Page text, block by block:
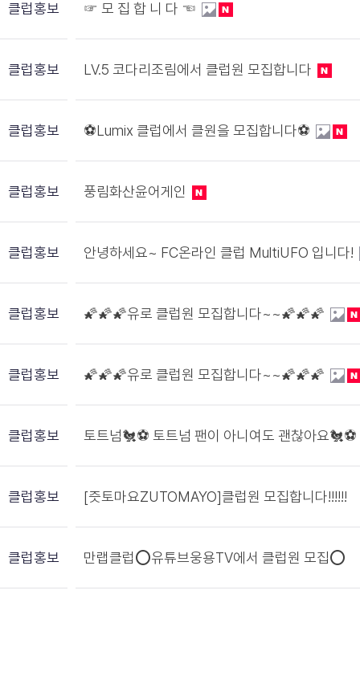
클럽홍보 ☞ 모 집 합 니 다 ☜
클럽홍보 LV.5 코다리조림에서 클럽원 모집합니다
클럽홍보 ⚽️Lumix 클럽에서 클원을 모집합니다⚽️
클럽홍보 풍림화산윤어게인
클럽홍보 안녕하세요~ FC온라인 클럽 MultiUFO 입니다!
클럽홍보 🌠🌠🌠유로 클럽원 모집합니다~~🌠🌠🌠
클럽홍보 🌠🌠🌠유로 클럽원 모집합니다~~🌠🌠🌠
클럽홍보 토트넘🐔⚽️ 토트넘 팬이 아니여도 괜찮아요🐔⚽️
클럽홍보 [즛토마요ZUTOMAYO]클럽원 모집합니다!!!!!!
클럽홍보 만랩클럽⭕유튜브웅용TV에서 클럽원 모집⭕